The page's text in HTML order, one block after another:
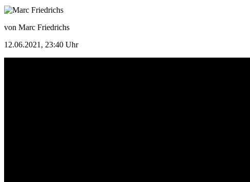
von Marc Friedrichs
12.06.2021, 23:40 Uhr